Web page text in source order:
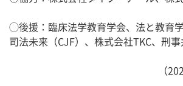
◯後援：臨床法学教育学会、法と教育
司法未来（CJF）、株式会社TKC、刑
（